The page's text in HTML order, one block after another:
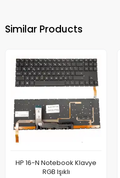
Similar Products
HP 16-N Notebook Klavye
RGB Işıklı